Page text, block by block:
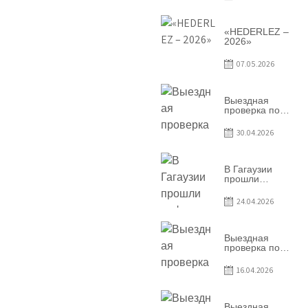
грантов
предприятия
Baurlukhouse
«HEDERLEZ –
2026»
07.05.2026
Выездная
проверка по
соблюдения
условий
грантов
предприятия
SRL Grand Nic
Oil Company
30.04.2026
В Гагаузии
прошли
сессии по
грантовой
24.04.2026
Выездная
проверка по
соблюдения
условий
грантов
16.04.2026